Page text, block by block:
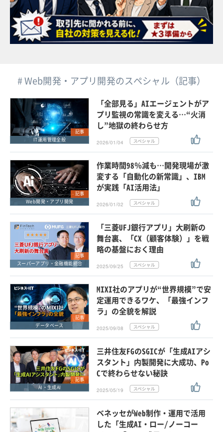
# Web開発・アプリ開発のスペシャル（記事）
記事
IT運用管理全般
「全部見る」AIエージェントがア
プリ監視の常識を変える…“火消
し”地獄の終わらせ方
2026/01/04
記事
Web開発・アプリ開発
作業時間98％減も…開発現場が激
変する「自動化の新常識」、IBM
が実践「AI活用法」
2026/01/02
記事
スーパーアプリ・金融機能統合
「三菱UFJ銀行アプリ」大刷新の
舞台裏、「CX（顧客体験）」を戦
略の基盤におく理由
2025/09/25
記事
データベース
MIXI社のアプリが“世界規模”で安
定運用できるワケ、「最強インフ
ラ」の全貌を解説
2025/09/08
記事
AI・生成AI
三井住友FGのSGICが「生成AIアシ
スタント」内製開発に大成功、Po
Cで終わらせない秘訣
2025/05/19
ベネッセがWeb制作・運用で活用
した「生成AI・ロー/ノーコー